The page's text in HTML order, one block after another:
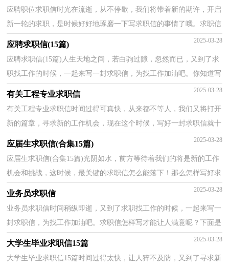
应聘职位求职信时光在流逝，从不停歇，我们将带着新的期许，开启
新一轮的求职，是时候好好地琢磨一下写求职信的事情了哦。求职信
怎样写才能让人满意呢？下面是小编为大家整理的应聘职...
应聘求职信(15篇) 2025-03-28
应聘求职信(15篇)人生天地之间，若白驹过隙，忽然而已，又到了求
职找工作的时候，一起来写一封求职信，为找工作加油吧。你知道写
求职信需要注意哪些问题吗？下面是小编整理的应聘求职信...
有关工程专业求职信 2025-03-28
有关工程专业求职信时间过得可真快，从来都不等人，我们又将打开
新的篇章，寻求新的工作机会，现在这个时候，写好一封求职信就十
分有必要了！求职信怎样写才能让人满意呢？下面是小编收集...
应届生求职信(合集15篇) 2025-03-28
应届生求职信(合集15篇)光阴如水，前方等待着我们的将是新的工作
机会和挑战，这时候，最关键的求职信怎么能落下！那么怎样写好求
职信呢？以下是小编整理的应届生求职信，供大家参考借鉴...
业务员求职信 2025-03-28
业务员求职信时间稍纵即逝，又到了求职找工作的时候，一起来写一
封求职信，为找工作加油吧。求职信怎样写才能让人满意呢？下面是
小编帮大家整理的业务员求职信，欢迎大家分享。业务员...
大学生毕业求职信15篇 2025-03-28
大学生毕业求职信15篇时间过得太快，让人猝不及防，又到了寻求新